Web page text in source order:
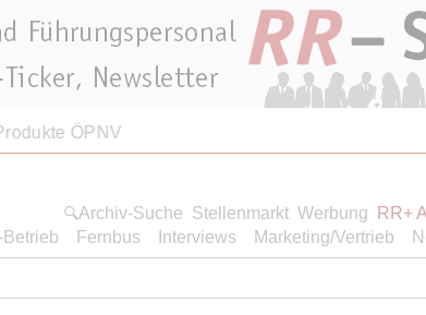
ÖPNV
Archiv-Suche Stellenmarkt Werbung RR+
Betrieb Fernbus Interviews Marketing/Vertrieb
Dieser Artikel ist eine Leistung von RR+.